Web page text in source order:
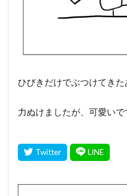
ひびきだけでぶつけてきた
力ぬけましたが、可愛いで